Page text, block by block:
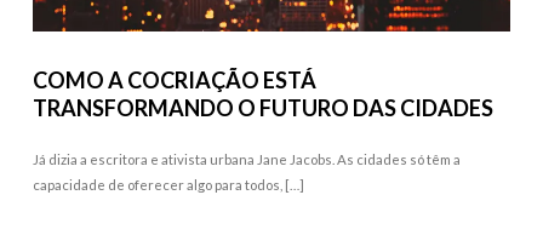
COMO A COCRIAÇÃO ESTÁ
TRANSFORMANDO O FUTURO DAS CIDADES
Já dizia a escritora e ativista urbana Jane Jacobs. As cidades só têm a
capacidade de oferecer algo para todos, […]